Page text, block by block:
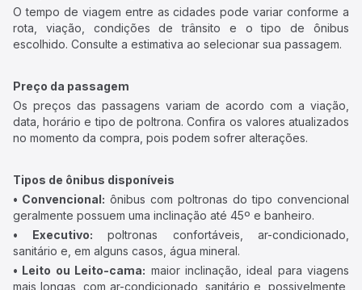
O tempo de viagem entre as cidades pode variar conforme a
rota, viação, condições de trânsito e o tipo de ônibus
escolhido. Consulte a estimativa ao selecionar sua passagem.
Preço da passagem
Os preços das passagens variam de acordo com a viação,
data, horário e tipo de poltrona. Confira os valores atualizados
no momento da compra, pois podem sofrer alterações.
Tipos de ônibus disponíveis
• Convencional: ônibus com poltronas do tipo convencional
geralmente possuem uma inclinação até 45º e banheiro.
• Executivo: poltronas confortáveis, ar-condicionado,
sanitário e, em alguns casos, água mineral.
• Leito ou Leito-cama: maior inclinação, ideal para viagens
mais longas, com ar-condicionado, sanitário e, possivelmente,